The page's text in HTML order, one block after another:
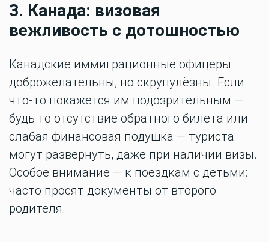
3. Канада: визовая
вежливость с дотошностью
Канадские иммиграционные офицеры
доброжелательны, но скрупулёзны. Если
что-то покажется им подозрительным —
будь то отсутствие обратного билета или
слабая финансовая подушка — туриста
могут развернуть, даже при наличии визы.
Особое внимание — к поездкам с детьми:
часто просят документы от второго
родителя.